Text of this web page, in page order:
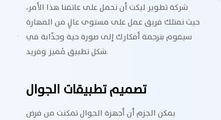
شركة تطوير ليكت أن نحمل على عاتقنا هذا الأمر،
حيث نمتلك فريق عمل على مستوى عالٍ من المهارة
سيقوم بترجمة أفكارك إلى صورة حية وجذّابة في
شكل تطبيق مُميز وفريد.
تصميم تطبيقات الجوال
يمكن الجزم أن أجهزة الجوال تمكنت من فرض